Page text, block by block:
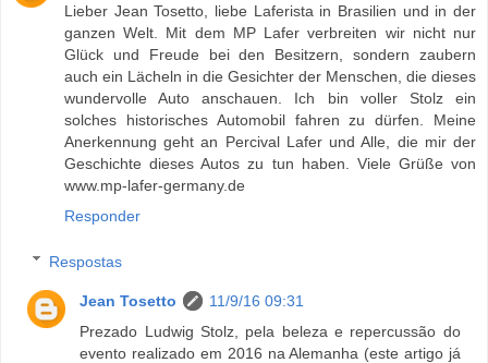
Lieber Jean Tosetto, liebe Laferista in Brasilien und in der
ganzen Welt. Mit dem MP Lafer verbreiten wir nicht nur
Glück und Freude bei den Besitzern, sondern zaubern
auch ein Lächeln in die Gesichter der Menschen, die dieses
wundervolle Auto anschauen. Ich bin voller Stolz ein
solches historisches Automobil fahren zu dürfen. Meine
Anerkennung geht an Percival Lafer und Alle, die mir der
Geschichte dieses Autos zu tun haben. Viele Grüße von
www.mp-lafer-germany.de
Responder
Respostas
Jean Tosetto
11/9/16 09:31
Prezado Ludwig Stolz, pela beleza e repercussão do
evento realizado em 2016 na Alemanha (este artigo já